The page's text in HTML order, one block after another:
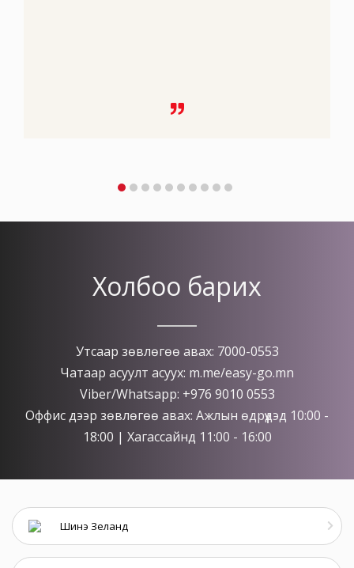
Холбоо барих
Утсаар зөвлөгөө авах: 7000-0553
Чатаар асуулт асуух: m.me/easy-go.mn
Viber/Whatsapp: +976 9010 0553
Оффис дээр зөвлөгөө авах: Ажлын өдрүүдэд 10:00 -
18:00 | Хагассайнд 11:00 - 16:00
Шинэ Зеланд